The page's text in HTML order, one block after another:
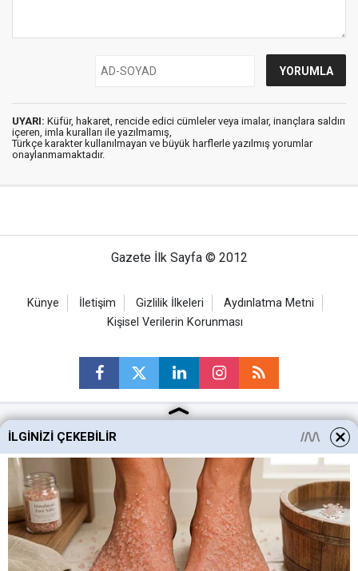
UYARI: Küfür, hakaret, rencide edici cümleler veya imalar, inançlara saldırı
içeren, imla kuralları ile yazılmamış,
Türkçe karakter kullanılmayan ve büyük harflerle yazılmış yorumlar
onaylanmamaktadır.
Gazete İlk Sayfa © 2012
Künye İletişim Gizlilik İlkeleri
Aydınlatma Metni
Kişisel Verilerin Korunması
Ankara Haberleri
Keçiören Haberleri
Altındağ Haberleri
Sincan Haberleri
Mamak Haberleri
İLGINIZI ÇEKEBILIR